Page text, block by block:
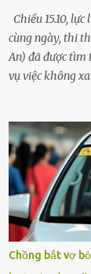
Chiều 15.10,
cùng ngày, thi
An) đã được tìm
vụ việc không
– rồi để lại xe
sông. Người
con mất tích
hiện trường,
soát Nghệ An
lượng chức
khai tìm kiếm.
và 2 con gái là
Chồng bắt vợ